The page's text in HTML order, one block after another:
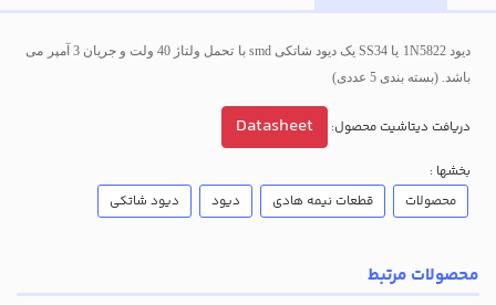
دیود 1N5822 یا SS34 یک دیود شاتکی smd با تحمل ولتاژ 40 ولت و جریان 3 آمپر می
باشد.(بسته بندی 5 عددی)
دریافت دیتاشیت محصول: Datasheet
بخشها :
محصولات
قطعات نیمه هادی دیود دیود شاتکی
محصولات مرتبط